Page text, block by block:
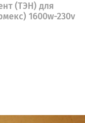
(ТЭН) для
1600w-230v